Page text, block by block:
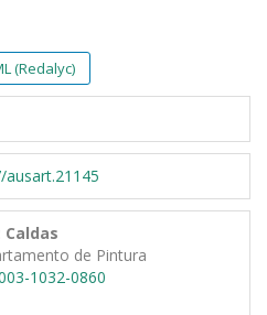
(Redalyc)
de Pintura
1032-0860